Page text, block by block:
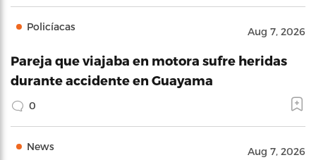
Policíacas Aug 7, 2026
Pareja que viajaba en motora sufre heridas
durante accidente en Guayama
0
News Aug 7, 2026